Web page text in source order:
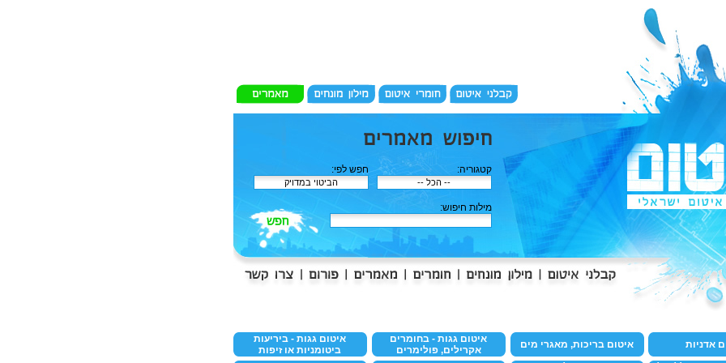
קטגוריה: חפש לפי:
מילות חיפוש:
אדניות איטום בריכות, מאגרי מים
איטום גגות - בחומרים
אקרילים, פולימרים
איטום גגות - ביריעות
ביטומניות או זיפות